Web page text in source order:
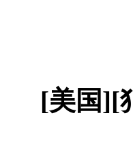
[美国][